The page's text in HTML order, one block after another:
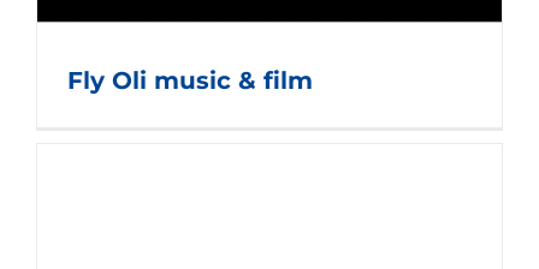
Fly Oli music & film